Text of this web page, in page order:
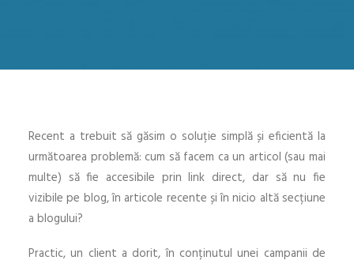
Recent a trebuit să găsim o soluție simplă și eficientă la
următoarea problemă: cum să facem ca un articol (sau mai
multe) să fie accesibile prin link direct, dar să nu fie
vizibile pe blog, în articole recente și în nicio altă secțiune
a blogului?
Practic, un client a dorit, în conținutul unei campanii de